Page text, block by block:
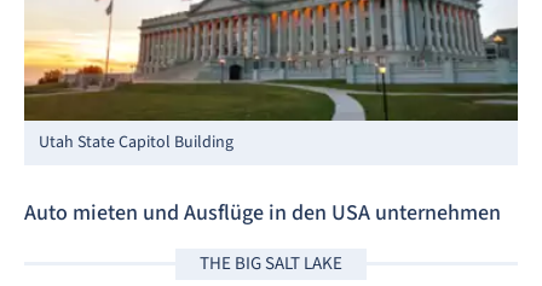
Utah State Capitol Building
Auto mieten und Ausflüge in den USA unternehmen
THE BIG SALT LAKE